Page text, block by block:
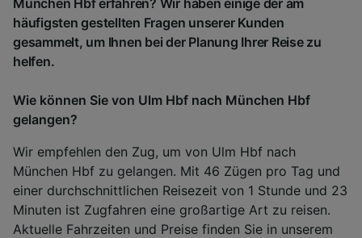
häufigsten gestellten Fragen unserer Kunden
gesammelt, um Ihnen bei der Planung Ihrer Reise zu
helfen.
Wie können Sie von Ulm Hbf nach München Hbf
gelangen?
Wir empfehlen den Zug, um von Ulm Hbf nach
München Hbf zu gelangen. Mit 46 Zügen pro Tag und
einer durchschnittlichen Reisezeit von 1 Stunde und 23
Minuten ist Zugfahren eine großartige Art zu reisen.
Aktuelle Fahrzeiten und Preise finden Sie in unserem